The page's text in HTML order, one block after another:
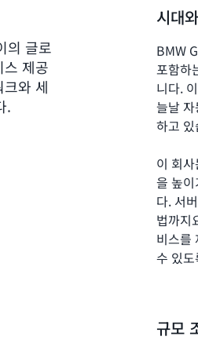
의 글로
제공
와 세
.
시대
BMW
포함하
니다.
늘날
하고
이 회
을 높
다. 서
법까지
비스를
수 있
규모